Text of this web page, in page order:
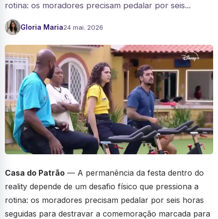
rotina: os moradores precisam pedalar por seis...
Gloria Maria24 mai. 2026
Casa do Patrão — A permanência da festa dentro do
reality depende de um desafio físico que pressiona a
rotina: os moradores precisam pedalar por seis horas
seguidas para destravar a comemoração marcada para